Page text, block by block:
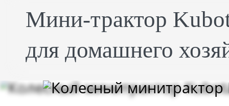
Мини-трактор
для домашнего